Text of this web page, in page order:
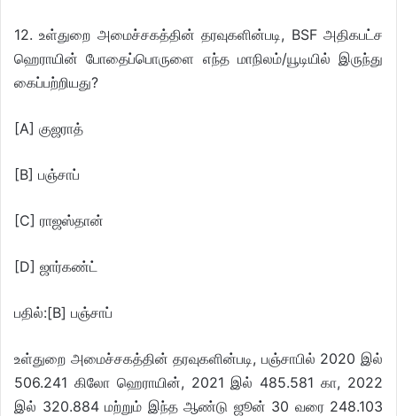
12. உள்துறை அமைச்சகத்தின் தரவுகளின்படி, BSF அதிகபட்ச
ஹெராயின் போதைப்பொருளை எந்த மாநிலம்/யூடியில் இருந்து
கைப்பற்றியது?
[A] குஜராத்
[B] பஞ்சாப்
[C] ராஜஸ்தான்
[D] ஜார்கண்ட்
பதில்:[B] பஞ்சாப்
உள்துறை அமைச்சகத்தின் தரவுகளின்படி, பஞ்சாபில் 2020 இல்
506.241 கிலோ ஹெராயின், 2021 இல் 485.581 கா, 2022
இல் 320.884 மற்றும் இந்த ஆண்டு ஜூன் 30 வரை 248.103